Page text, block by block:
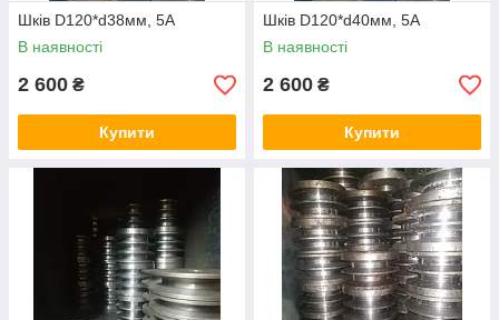
Шків D120*d38мм, 5А
В наявності
2 600 ₴
Купити
Шків D120*d40мм, 5А
В наявності
2 600 ₴
Купити